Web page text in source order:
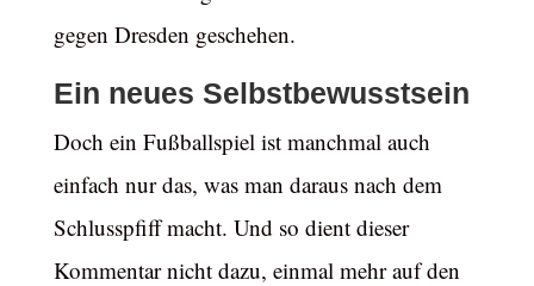
gegen Dresden geschehen.
Ein neues Selbstbewusstsein
Doch ein Fußballspiel ist manchmal auch
einfach nur das, was man daraus nach dem
Schlusspfiff macht. Und so dient dieser
Kommentar nicht dazu, einmal mehr auf den